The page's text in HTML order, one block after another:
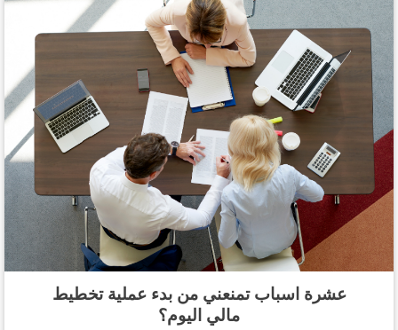
عشرة اسباب تمنعني من بدء عملية تخطيط
مالي اليوم؟